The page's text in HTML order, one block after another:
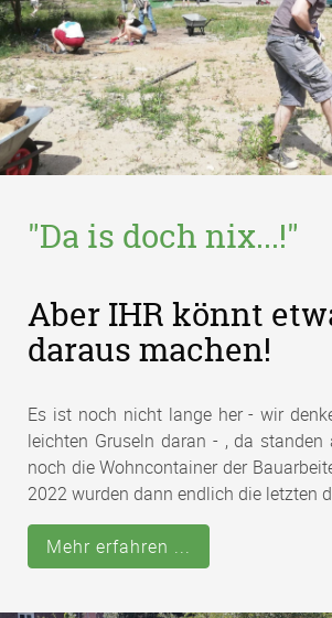
"Da is doch nix...!"
Aber IHR könnt
daraus machen!
Es ist noch nicht lange her - wir
leichten Gruseln daran - , da standen
noch die Wohncontainer der
2022 wurden dann endlich die letzten
Mehr erfahren ...